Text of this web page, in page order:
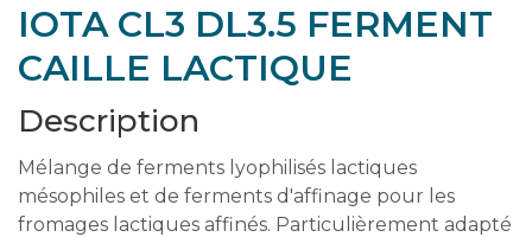
IOTA CL3 DL3.5 FERMENT
CAILLE LACTIQUE
Description
Mélange de ferments lyophilisés lactiques
mésophiles et de ferments d'affinage pour les
fromages lactiques affinés. Particulièrement adapté